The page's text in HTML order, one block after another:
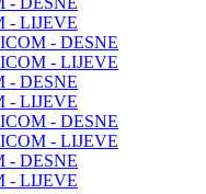
- LIJEVE
- DESNE
- LIJEVE
- DESNE
- LIJEVE
- DESNE
- LIJEVE
- DESNE
- LIJEVE